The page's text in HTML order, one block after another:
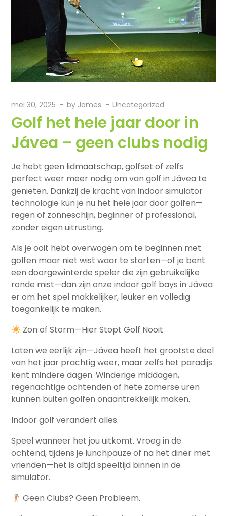
mei 30, 2025 by James Uncategorized
Golf het hele jaar door in
Jávea – geen clubs nodig
Je hebt geen lidmaatschap, golfset of zelfs
perfect weer meer nodig om van golf in Jávea te
genieten. Dankzij de kracht van indoor simulator
technologie kun je nu het hele jaar door golfen—
regen of zonneschijn, beginner of professional,
zonder eigen uitrusting.
Als je ooit hebt overwogen om te beginnen met
golfen maar niet wist waar te starten—of je bent
een doorgewinterde speler die zijn gebruikelijke
ronde mist—dan zijn onze indoor golf bays in Jávea
er om het spel makkelijker, leuker en volledig
toegankelijk te maken.
Zon of Storm—Hier Stopt Golf Nooit
Laten we eerlijk zijn—Jávea heeft het grootste deel
van het jaar prachtig weer, maar zelfs het paradijs
kent mindere dagen. Winderige middagen,
regenachtige ochtenden of hete zomerse uren
kunnen buiten golfen onaantrekkelijk maken.
Indoor golf verandert alles.
Speel wanneer het jou uitkomt. Vroeg in de
ochtend, tijdens je lunchpauze of na het diner met
vrienden—het is altijd speeltijd binnen in de
simulator.
Geen Clubs? Geen Probleem.